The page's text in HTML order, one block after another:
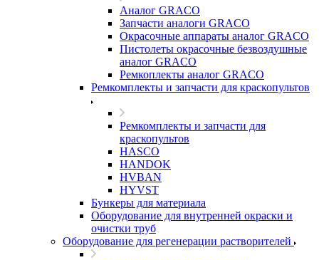
Аналог GRACO
Запчасти аналоги GRACO
Окрасочные аппараты аналог GRACO
Пистолеты окрасочные безвоздушные
аналог GRACO
Ремкоплекты аналог GRACO
Ремкомплекты и запчасти для краскопультов
Ремкомплекты и запчасти для
краскопультов
HASCO
HANDOK
HVBAN
HYVST
Бункеры для материала
Оборудование для внутренней окраски и
очистки труб
Оборудование для регенерации растворителей